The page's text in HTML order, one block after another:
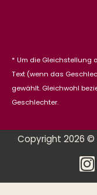
* Um die Gleichstellung
Text (wenn das
gewählt. Gleichwohl
Geschlechter.
Copyright 2026 ©